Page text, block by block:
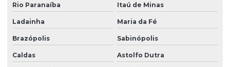
Rio Paranaíba Itaú de Minas
Ladainha Maria da Fé
Brazópolis Sabinópolis
Caldas Astolfo Dutra